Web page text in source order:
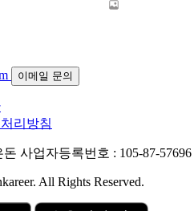
이메일 문의
리방침
돈 사업자등록번호 : 105-87-57696
All Rights Reserved.